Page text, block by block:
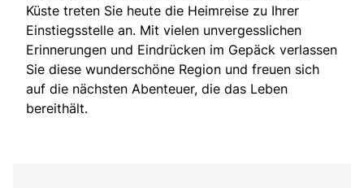
Küste treten Sie heute die Heimreise zu Ihrer
Einstiegsstelle an. Mit vielen unvergesslichen
Erinnerungen und Eindrücken im Gepäck verlassen
Sie diese wunderschöne Region und freuen sich
auf die nächsten Abenteuer, die das Leben
bereithält.